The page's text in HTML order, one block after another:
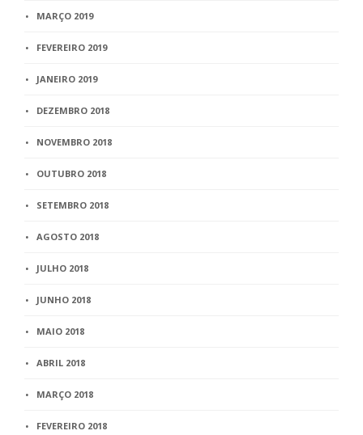
MARÇO 2019
FEVEREIRO 2019
JANEIRO 2019
DEZEMBRO 2018
NOVEMBRO 2018
OUTUBRO 2018
SETEMBRO 2018
AGOSTO 2018
JULHO 2018
JUNHO 2018
MAIO 2018
ABRIL 2018
MARÇO 2018
FEVEREIRO 2018